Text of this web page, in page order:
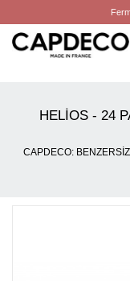
KATEGORILER
HELIOS - 24
CAPDECO: